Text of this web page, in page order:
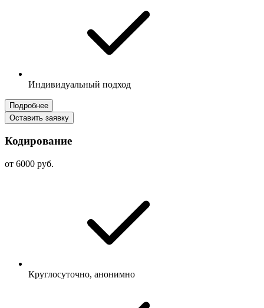
Индивидуальный подход
Подробнее
Оставить заявку
Кодирование
от 6000 руб.
Круглосуточно, анонимно